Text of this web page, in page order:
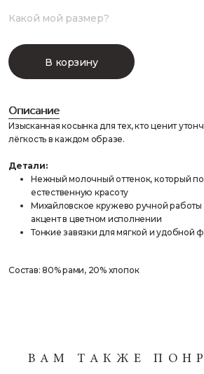
Какой мой размер?
В корзину
Описание
Изысканная косынка для тех, кто ценит
лёгкость в каждом образе.
Детали:
Нежный молочный оттенок, который
естественную красоту
Михайловское кружево ручной
акцент в цветном исполнении
Тонкие завязки для мягкой и удобной
Состав: 80% рами, 20% хлопок
ВАМ ТАКЖЕ